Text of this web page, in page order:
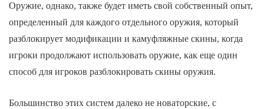
Оружие, однако, также будет иметь свой собственный опыт,
определенный для каждого отдельного оружия, который
разблокирует модификации и камуфляжные скины, когда
игроки продолжают использовать оружие, как еще один
способ для игроков разблокировать скины оружия.
Большинство этих систем далеко не новаторские, с